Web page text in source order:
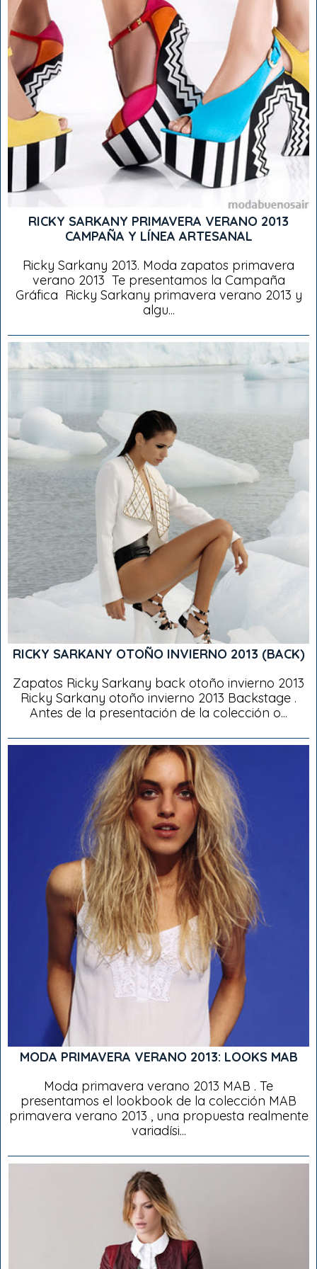
RICKY SARKANY PRIMAVERA VERANO 2013
CAMPAÑA Y LÍNEA ARTESANAL
Ricky Sarkany 2013. Moda zapatos primavera
verano 2013 Te presentamos la Campaña
Gráfica Ricky Sarkany primavera verano 2013 y
algu...
RICKY SARKANY OTOÑO INVIERNO 2013 (BACK)
Zapatos Ricky Sarkany back otoño invierno 2013
Ricky Sarkany otoño invierno 2013 Backstage .
Antes de la presentación de la colección o...
MODA PRIMAVERA VERANO 2013: LOOKS MAB
Moda primavera verano 2013 MAB . Te
presentamos el lookbook de la colección MAB
primavera verano 2013 , una propuesta realmente
variadísi...